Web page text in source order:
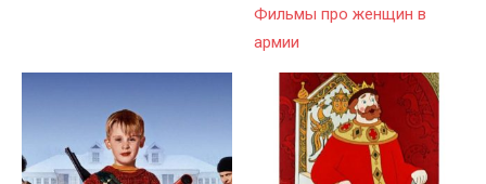
Фильмы про женщин в
армии